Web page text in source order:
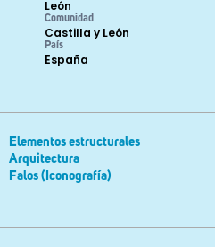
León
Comunidad
Castilla y León
País
España
Elementos estructurales
Arquitectura
Falos (Iconografía)